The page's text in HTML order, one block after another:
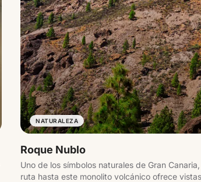
NATURALEZA
Roque Nublo
Uno de los símbolos naturales de Gran
ruta hasta este monolito volcánico ofrece